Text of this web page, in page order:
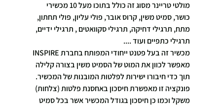
מולטי טריינר מסוג זה כולל בתוכו מעל 10 מכשירי
כושר, סמיט משין, קרוס אובר, פולי עליון, פולי תחתון,
מתח, תרגילי דחיקה, תרגילי סקוואטים , תרגילי ידיים,
תרגילי כתפיים ועוד ....
מאפשר לכוון את המוט של הסמיט משין בצורה קלילה
תוך כדי חיבורו ישירות לפלטות המובנות של המכשיר.
פונקציה זו מאפשרת חיסכון באחסנת פלטות (צלחות)
משקל וכמו כן חיסכון בגודל המכשיר אשר בכל סמיט